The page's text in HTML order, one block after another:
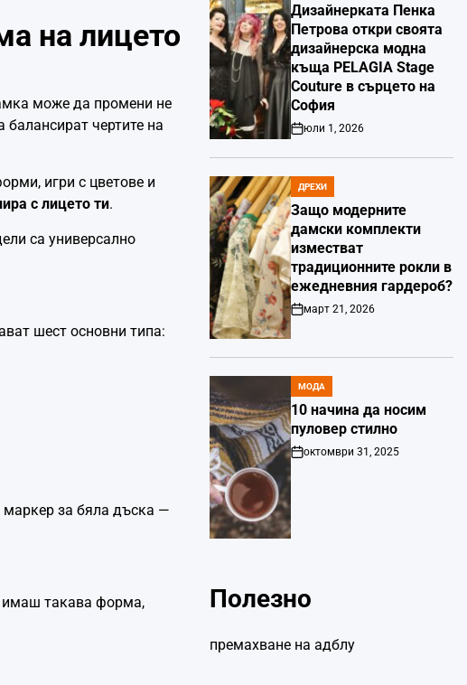
на лицето
може да промени не
чертите на
игри с цветове и
с лицето ти.
са универсално
шест основни типа:
маркер за бяла дъска —
имаш такава форма,
IN
Дизайнерката Пенка
Петрова откри своята
дизайнерска модна
къща PELAGIA Stage
Couture в сърцето на
София
Post
юли 1, 2026
POSTED
IN
ДРЕХИ
Защо модерните
дамски комплекти
изместват
традиционните рокли в
ежедневния гардероб?
Post
март 21, 2026
POSTED
IN
МОДА
10 начина да носим
пуловер стилно
Post
Date
октомври 31, 2025
Полезно
премахване на адблу